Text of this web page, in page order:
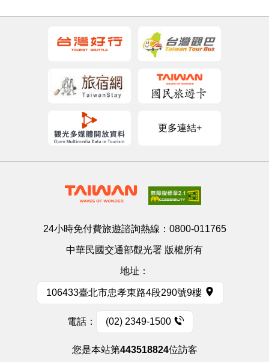
更多連結+
24小時免付費旅遊諮詢熱線： 0800-011765
中華民國交通部觀光署 版權所有
地址：
106433臺北市忠孝東路4段290號9樓
電話： (02) 2349-1500
您是本站第443518824位訪客